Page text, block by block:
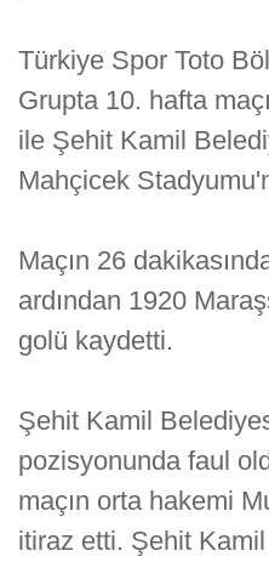
Türkiye Spor Toto
Grupta 10. hafta
ile Şehit Kamil
Mahçicek
Maçın 26
ardından 1920
golü kaydetti.
Şehit Kamil
pozisyonunda faul
maçın orta hakemi
itiraz etti. Şehit